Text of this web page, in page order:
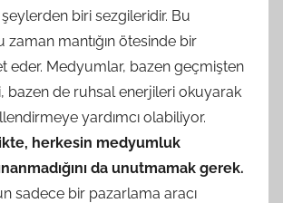
biri sezgileridir. Bu
zaman mantığın ötesinde bir
eder. Medyumlar, bazen geçmişten
bazen de ruhsal enerjileri okuyarak
yardımcı olabiliyor.
herkesin medyumluk
da unutmamak gerek.
sadece bir pazarlama aracı